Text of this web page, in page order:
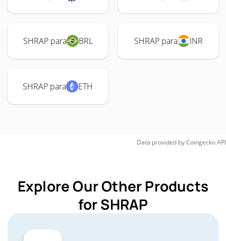
SHRAP para BRL SHRAP para INR
SHRAP para ETH
Data provided byCoingeckoAPI
Explore Our Other Products
for SHRAP